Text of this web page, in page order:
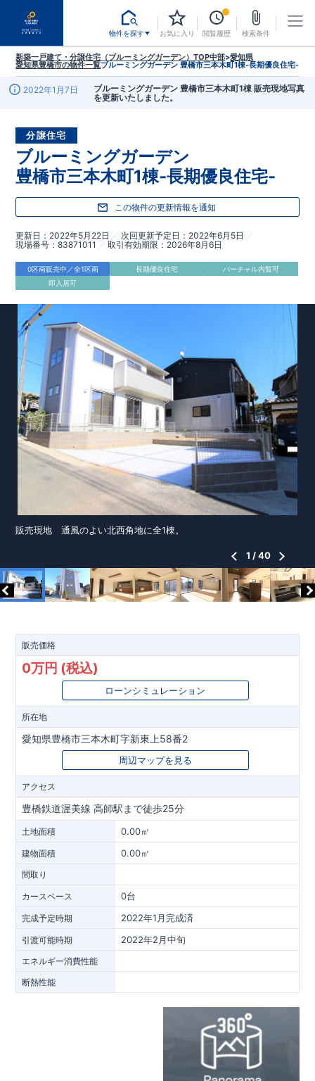
物件を探す お気に入り 閲覧履歴 検索条件
新築一戸建て・分譲住宅（ブルーミングガーデン）TOP中部>愛知県
愛知県豊橋市の物件一覧ブルーミングガーデン 豊橋市三本木町1棟-長期優良住宅-
2022年1月7日
ブルーミングガーデン 豊橋市三本木町1棟 販売現地写真
を更新いたしました。
分譲住宅
ブルーミングガーデン
豊橋市三本木町1棟-長期優良住宅-
この物件の更新情報を通知
更新日 2022年5月22日 次回更新予定日
2022年6月5日
現場番号
83871011 取引有効期限 2026年8月6日
0区画販売中／全1区画 長期優良住宅
バーチャル内覧可
即入居可
販売価格
0万円 (税込)
ローンシミュレーション
所在地
愛知県豊橋市三本木町字新東上58番2
周辺マップを見る
アクセス
豊橋鉄道渥美線 高師駅まで徒歩25分
土地面積 0.00㎡
建物面積 0.00㎡
間取り
カースペース 0台
完成予定時期 2022年1月完成済
引渡可能時期 2022年2月中旬
エネルギー消費性能
断熱性能
販売現地 通風のよい北西角地に全1棟。
1 /40